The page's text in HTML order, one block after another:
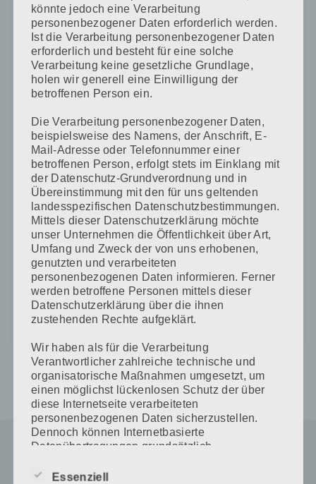
Website
Name, E-Mail-Adresse und Website in diesem Browser
für meinen nächsten Kommentar speichern.
CAPTCHA Code
*
könnte jedoch eine Verarbeitung
personenbezogener Daten erforderlich werden.
Ist die Verarbeitung personenbezogener Daten
erforderlich und besteht für eine solche
Verarbeitung keine gesetzliche Grundlage,
holen wir generell eine Einwilligung der
betroffenen Person ein.
Die Verarbeitung personenbezogener Daten,
beispielsweise des Namens, der Anschrift, E-
Mail-Adresse oder Telefonnummer einer
betroffenen Person, erfolgt stets im Einklang mit
der Datenschutz-Grundverordnung und in
Übereinstimmung mit den für uns geltenden
landesspezifischen Datenschutzbestimmungen.
Mittels dieser Datenschutzerklärung möchte
unser Unternehmen die Öffentlichkeit über Art,
Umfang und Zweck der von uns erhobenen,
genutzten und verarbeiteten
personenbezogenen Daten informieren. Ferner
werden betroffene Personen mittels dieser
Datenschutzerklärung über die ihnen
zustehenden Rechte aufgeklärt.
Wir haben als für die Verarbeitung
Verantwortlicher zahlreiche technische und
organisatorische Maßnahmen umgesetzt, um
einen möglichst lückenlosen Schutz der über
diese Internetseite verarbeiteten
personenbezogenen Daten sicherzustellen.
Dennoch können Internetbasierte
Datenübertragungen grundsätzlich
absoluter Schutz nicht gewährleistet werden
Essenziell